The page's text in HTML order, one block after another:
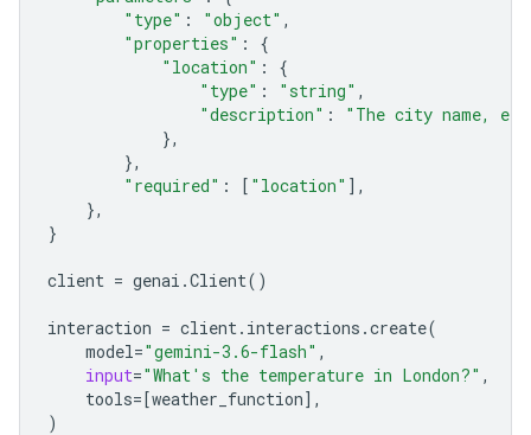
"type" : "object" ,
"properties" :
{
"location" :
{
"type" : "string" ,
"description" :
"The city name,
},
},
"required" : [ "location" ],
},
}
client = genai .Client()
interaction = client. interactions .create(
model="gemini-3.6-flash" ,
input="What's the temperature in London?" ,
tools=[weather_function],
)